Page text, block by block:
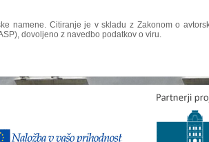
namene. Citiranje je v skladu z Zakonom o
dovoljeno z navedbo podatkov o viru.